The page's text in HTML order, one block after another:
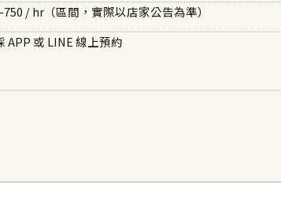
/ hr（區間，實際以店家公告為準）
APP 或 LINE 線上預約